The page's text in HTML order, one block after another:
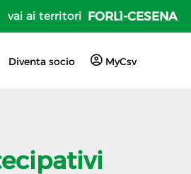
vai ai territori FORLì-CESENA
Diventa socio MyCsv